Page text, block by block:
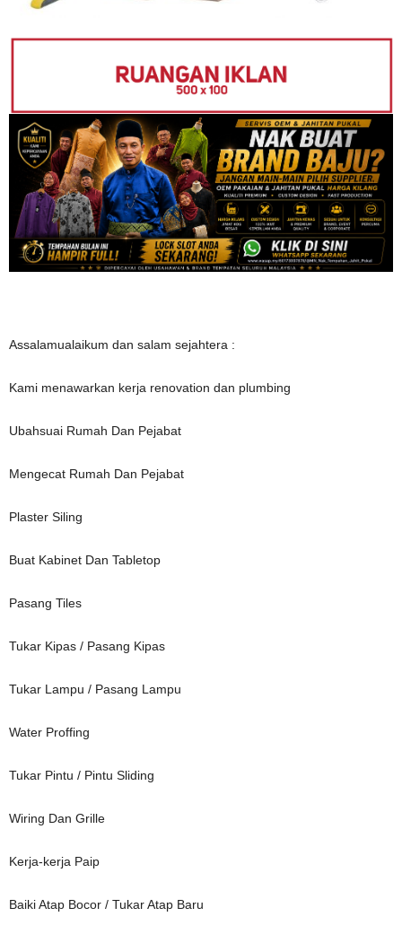
Assalamualaikum dan salam sejahtera :
Kami menawarkan kerja renovation dan plumbing
Ubahsuai Rumah Dan Pejabat
Mengecat Rumah Dan Pejabat
Plaster Siling
Buat Kabinet Dan Tabletop
Pasang Tiles
Tukar Kipas / Pasang Kipas
Tukar Lampu / Pasang Lampu
Water Proffing
Tukar Pintu / Pintu Sliding
Wiring Dan Grille
Kerja-kerja Paip
Baiki Atap Bocor / Tukar Atap Baru